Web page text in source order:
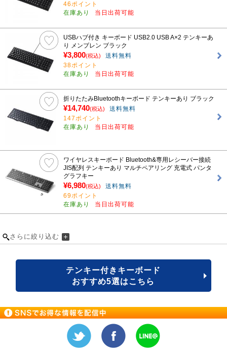
46ポイント
在庫あり
当日出荷可能
USBハブ付き キーボード USB2.0 USB A×2 テンキーあ
り メンブレン ブラック
¥3,800(税込)
送料無料
38ポイント
在庫あり
当日出荷可能
折りたたみBluetoothキーボード テンキーあり ブラック
¥14,740(税込)
送料無料
147ポイント
在庫あり
当日出荷可能
ワイヤレスキーボード Bluetooth&専用レシーバー接続
JIS配列 テンキーあり マルチペアリング 充電式 パンタ
グラフキー
¥6,980(税込)
送料無料
69ポイント
在庫あり
当日出荷可能
さらに絞り込む
テンキー付きキーボード
おすすめ5選はこちら